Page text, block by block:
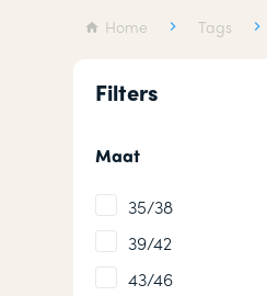
Wollen sokken
Badstof sokken
Home Tags
Filters
Maat
35/38
39/42
43/46